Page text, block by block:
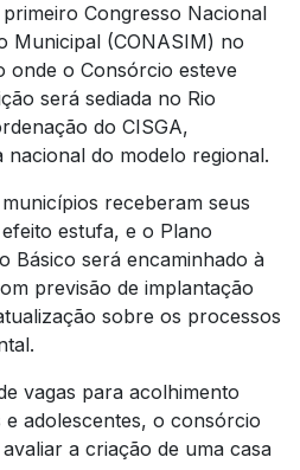
Congresso Nacional
Municipal (CONASIM) no
onde o Consórcio esteve
será sediada no Rio
do CISGA,
do modelo regional.
receberam seus
estufa, e o Plano
Básico será encaminhado à
previsão de implantação
sobre os processos
vagas para acolhimento
adolescentes, o consórcio
a criação de uma casa